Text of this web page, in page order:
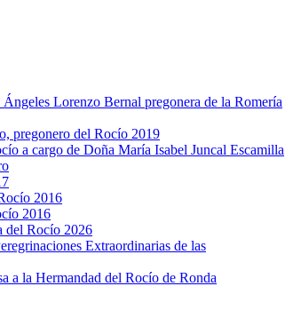
Lorenzo Bernal pregonera de la Romería
pregonero del Rocío 2019
a cargo de Doña María Isabel Juncal Escamilla
2016
2016
del Rocío 2026
Extraordinarias de las
a la Hermandad del Rocío de Ronda